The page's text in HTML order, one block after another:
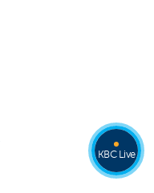
KBC Live